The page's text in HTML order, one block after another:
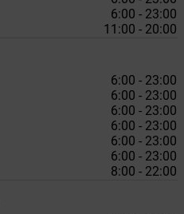
6:00 - 23:00
11:00 - 20:00
6:00 - 23:00
6:00 - 23:00
6:00 - 23:00
6:00 - 23:00
6:00 - 23:00
6:00 - 23:00
8:00 - 22:00